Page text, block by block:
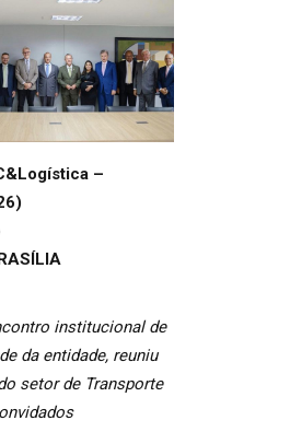
–
institucional de
da entidade, reuniu
setor de Transporte